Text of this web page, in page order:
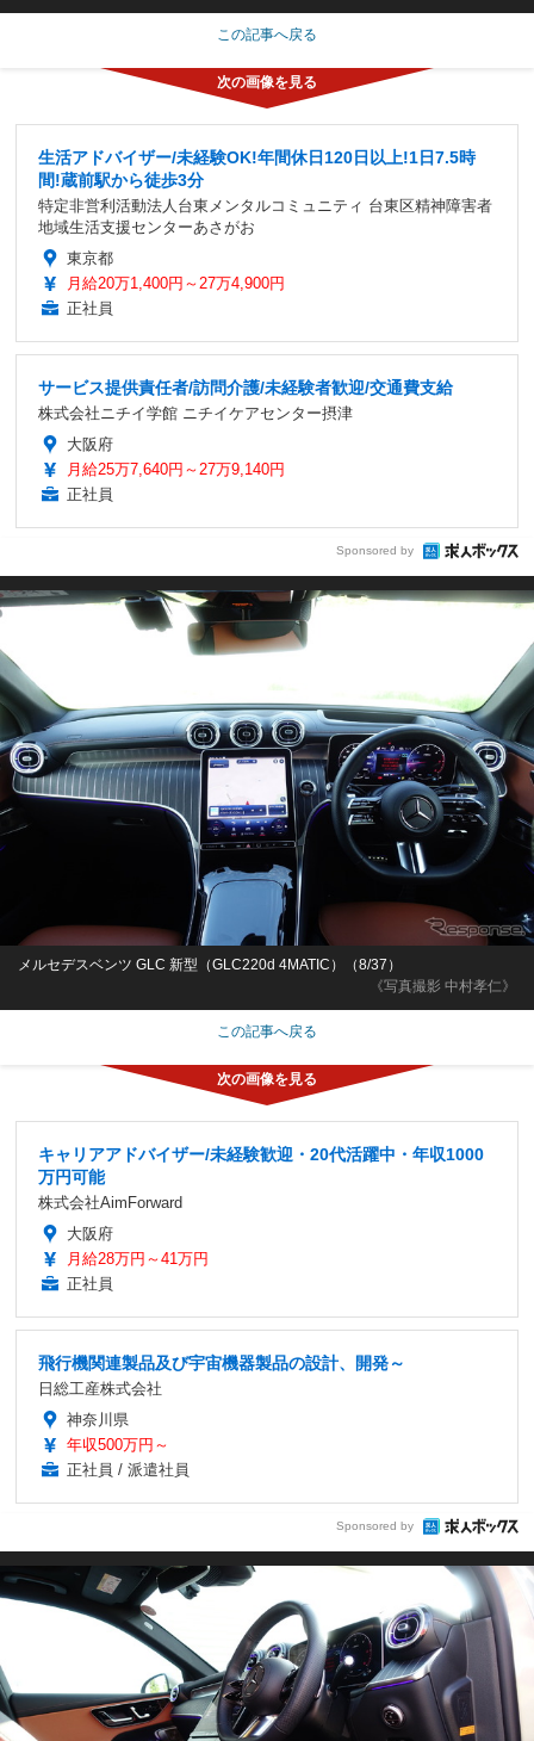
この記事へ戻る
生活アドバイザー/未経験OK!年間休日120日以上!1日7.5時
間!蔵前駅から徒歩3分
特定非営利活動法人台東メンタルコミュニティ 台東区精神障害者
地域生活支援センターあさがお
東京都
月給20万1,400円～27万4,900円
正社員
サービス提供責任者/訪問介護/未経験者歓迎/交通費支給
株式会社ニチイ学館 ニチイケアセンター摂津
大阪府
月給25万7,640円～27万9,140円
正社員
Sponsored by
《写真撮影 中村孝仁》
メルセデスベンツ GLC 新型（GLC220d 4MATIC）（8/37）
この記事へ戻る
キャリアアドバイザー/未経験歓迎・20代活躍中・年収1000
万円可能
株式会社AimForward
大阪府
月給28万円～41万円
正社員
飛行機関連製品及び宇宙機器製品の設計、開発～
日総工産株式会社
神奈川県
年収500万円～
正社員 / 派遣社員
Sponsored by